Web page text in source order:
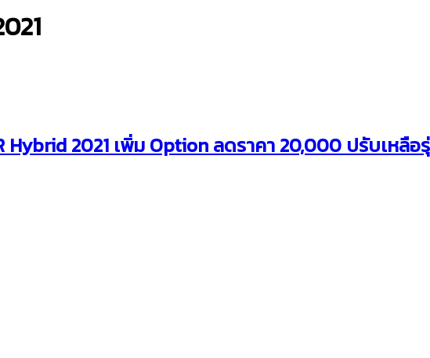
Hybrid 2021 เพิ่ม Option ลดราคา 20,000 ปรับเหลือ